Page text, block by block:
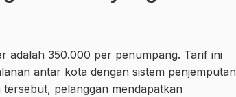
adalah 350.000 per penumpang. Tarif ini
antar kota dengan sistem penjemputan
pelanggan mendapatkan